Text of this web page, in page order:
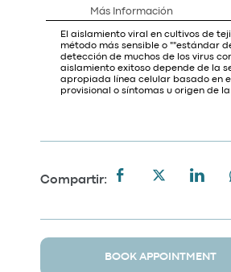
Más Información
El aislamiento viral en cultivos de
método más sensible o ""estándar
detección de muchos de los virus
aislamiento exitoso depende de la
apropiada línea celular basado en
provisional o síntomas u origen de la
Compartir:
BOOK APPOINTMENT